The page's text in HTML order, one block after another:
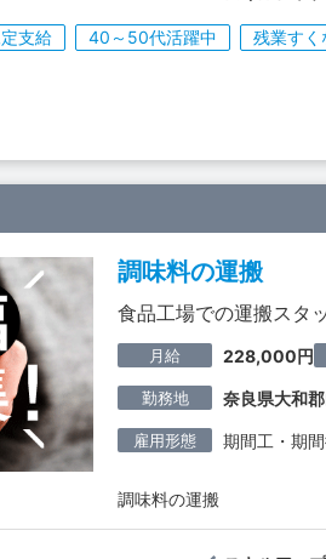
支給 40～50代活躍中 残業すく
調味料の運搬
食品工場での運搬スタ
月給 228,000円
勤務地 奈良県大和
雇用形態 期間工・期
調味料の運搬